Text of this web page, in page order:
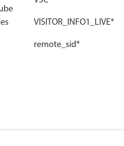
VISITOR_INFO1_LIVE*
remote_sid*